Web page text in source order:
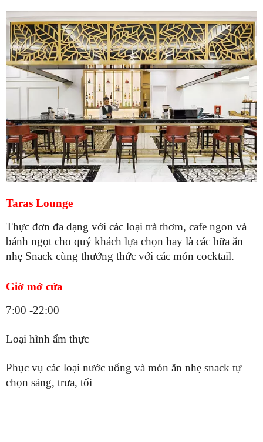
Taras Lounge
Thực đơn đa dạng với các loại trà thơm, cafe ngon và
bánh ngọt cho quý khách lựa chọn hay là các bữa ăn
nhẹ Snack cùng thưởng thức với các món cocktail.
Giờ mở cửa
7:00 -22:00
Loại hình ẩm thực
Phục vụ các loại nước uống và món ăn nhẹ snack tự
chọn sáng, trưa, tối